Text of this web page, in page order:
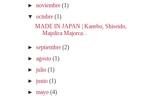
►noviembre (1)
▼ octubre (1)
MADE IN JAPAN | Kanebo, Shiseido,
Majolica Majorca...
►septiembre (2)
►agosto (1)
►julio (1)
►junio (1)
►mayo (4)